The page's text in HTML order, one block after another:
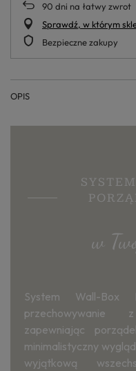
90 dni na łatwy zwrot
Sprawdź, w którym
Bezpieczne zakupy
OPIS
w
System Wall-Box
przechowywanie
zapewniając
minimalistyczny
wyjątkową